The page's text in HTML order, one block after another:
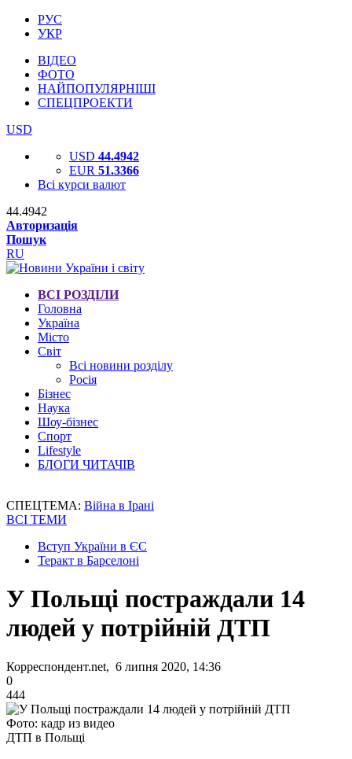
РУС
УКР
ВІДЕО
ФОТО
НАЙПОПУЛЯРНІШІ
СПЕЦПРОЕКТИ
USD
USD 44.4942
EUR 51.3366
Всі курси валют
44.4942
Авторизація
Пошук
RU
ВСІ РОЗДІЛИ
Головна
Україна
Місто
Світ
Всі новини розділу
Росія
Бізнес
Наука
Шоу-бізнес
Спорт
Lifestyle
БЛОГИ ЧИТАЧІВ
СПЕЦТЕМА: Війна в Ірані
ВСІ ТЕМИ
Вступ України в ЄС
Теракт в Барселоні
У Польщі постраждали 14
людей у потрійній ДТП
Корреспондент.net, 6 липня 2020, 14:36
0
444
Фото: кадр из видео
ДТП в Польщі